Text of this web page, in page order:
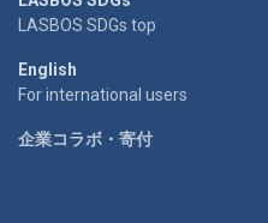
LASBOS SDGs top
English
For international users
企業コラボ・寄付